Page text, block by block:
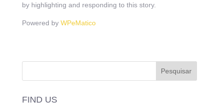
by highlighting and responding to this story.
Powered by WPeMatico
FIND US